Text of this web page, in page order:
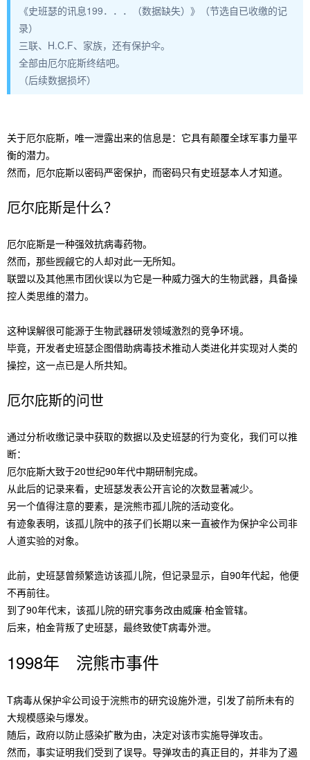
《史班瑟的讯息199．．．（数据缺失）》（节选自已收缴的记
录）
三联、H.C.F、家族，还有保护伞。
全部由厄尔庇斯终结吧。
（后续数据损坏）
关于厄尔庇斯，唯一泄露出来的信息是：它具有颠覆全球军事力量平
衡的潜力。
然而，厄尔庇斯以密码严密保护，而密码只有史班瑟本人才知道。
厄尔庇斯是什么？
厄尔庇斯是一种强效抗病毒药物。
然而，那些觊觎它的人却对此一无所知。
联盟以及其他黑市团伙误以为它是一种威力强大的生物武器，具备操
控人类思维的潜力。
这种误解很可能源于生物武器研发领域激烈的竞争环境。
毕竟，开发者史班瑟企图借助病毒技术推动人类进化并实现对人类的
操控，这一点已是人所共知。
厄尔庇斯的问世
通过分析收缴记录中获取的数据以及史班瑟的行为变化，我们可以推
断：
厄尔庇斯大致于20世纪90年代中期研制完成。
从此后的记录来看，史班瑟发表公开言论的次数显著减少。
另一个值得注意的要素，是浣熊市孤儿院的活动变化。
有迹象表明，该孤儿院中的孩子们长期以来一直被作为保护伞公司非
人道实验的对象。
此前，史班瑟曾频繁造访该孤儿院，但记录显示，自90年代起，他便
不再前往。
到了90年代末，该孤儿院的研究事务改由威廉·柏金管辖。
后来，柏金背叛了史班瑟，最终致使T病毒外泄。
1998年 浣熊市事件
T病毒从保护伞公司设于浣熊市的研究设施外泄，引发了前所未有的
大规模感染与爆发。
随后，政府以防止感染扩散为由，决定对该市实施导弹攻击。
然而，事实证明我们受到了误导。导弹攻击的真正目的，并非为了遏